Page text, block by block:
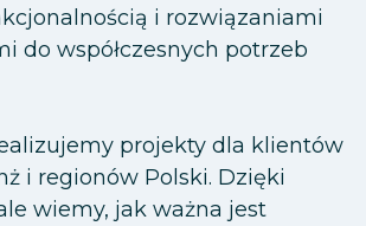
i rozwiązaniami
do współczesnych potrzeb
projekty dla klientów
i regionów Polski. Dzięki
wiemy, jak ważna jest